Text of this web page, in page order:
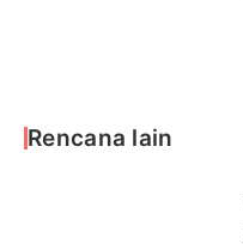
Rencana lain